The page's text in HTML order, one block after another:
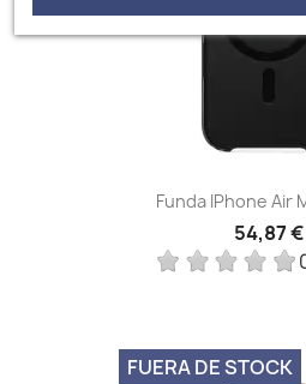
Funda IPhone Air
54,87 €
FUERA DE STOCK